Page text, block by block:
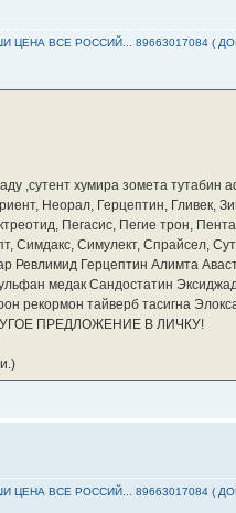
ЦЕНА ВСЕ РОССИЙ... 89663017084 (
,сутент хумира зомета
Неорал, Герцептин, Гливек,
Пегасис, Пегие трон,
Симдакс, Симулект, Спрайсел,
Ревлимид Герцептин Алимта
медак Сандостатин
рекормон тайверб тасигна
ПРЕДЛОЖЕНИЕ В ЛИЧКУ!
ЦЕНА ВСЕ РОССИЙ... 89663017084 (